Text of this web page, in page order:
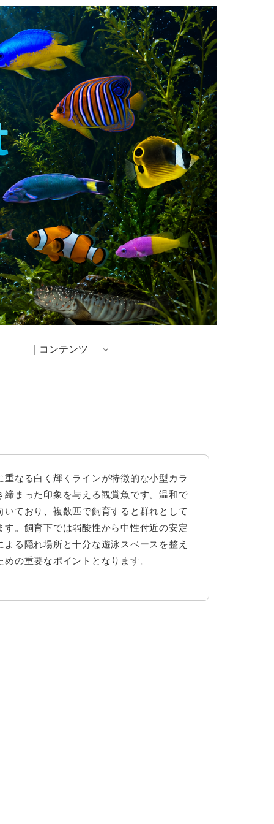
｜コンテンツ
なる白く輝くラインが特徴的な小型カラ
まった印象を与える観賞魚です。温和で
ており、複数匹で飼育すると群れとして
。飼育下では弱酸性から中性付近の安定
る隠れ場所と十分な遊泳スペースを整え
の重要なポイントとなります。